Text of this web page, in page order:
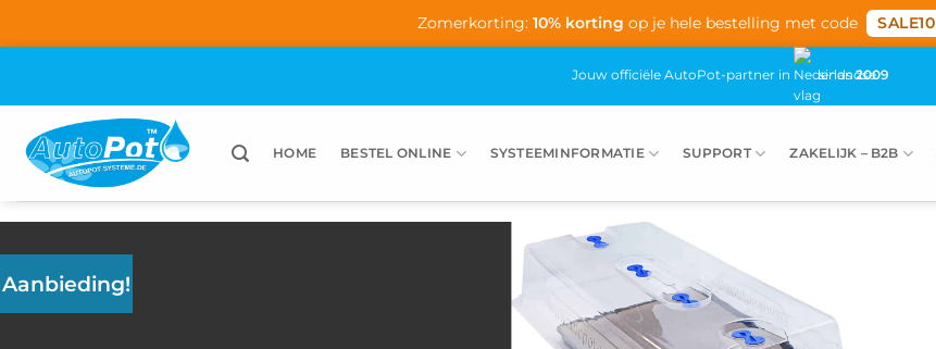
Zomerkorting: 10% korting op je hele bestelling met code SALE10
inhoud
Jouw officiële AutoPot-partner in sinds2009
HOME BESTEL ONLINE SYSTEEMINFORMATIE SUPPORT ZAKELIJK – B2B
Aanbieding!